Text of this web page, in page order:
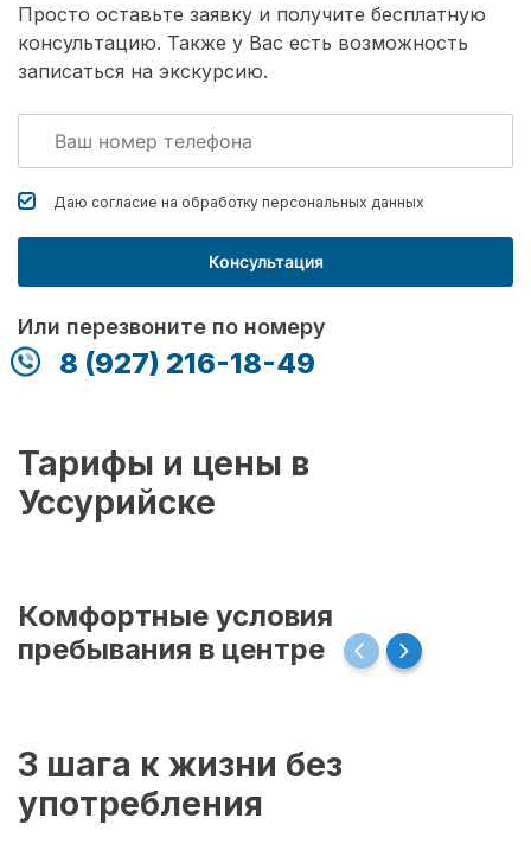
Просто оставьте заявку и получите бесплатную
консультацию. Также у Вас есть возможность
записаться на экскурсию.
Даю согласие на обработку персональных данных
Консультация
Или перезвоните по номеру
8 (927) 216-18-49
Тарифы и цены в
Уссурийске
Комфортные условия
пребывания в центре
3 шага к жизни без
употребления